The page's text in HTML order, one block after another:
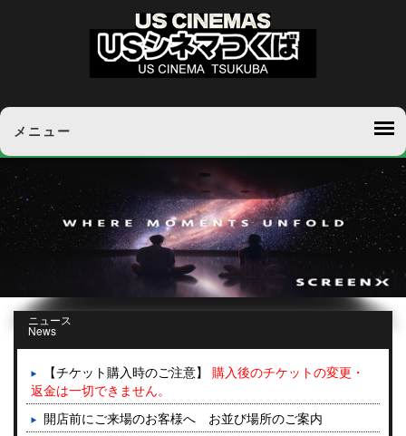
メニュー
ニュース
News
【チケット購入時のご注意】 購入後のチケットの変更・
返金は一切できません。
開店前にご来場のお客様へ お並び場所のご案内